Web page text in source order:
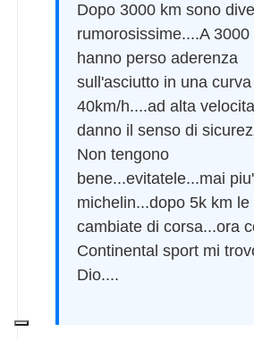
Dopo 3000 km sono
rumorosissime....A 3000
hanno perso aderenza
sull'asciutto in una curva
40km/h....ad alta
danno il senso di
Non tengono
bene...evitatele...mai piu'
michelin...dopo 5k km le
cambiate di corsa...ora
Continental sport mi
Dio....